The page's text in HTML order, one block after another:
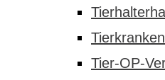
Tierkranken
Tier-OP-